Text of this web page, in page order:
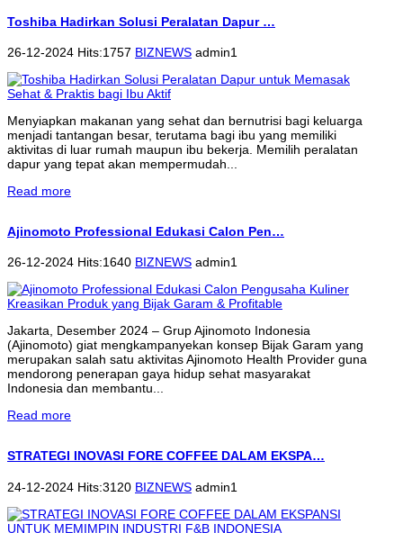
Toshiba Hadirkan Solusi Peralatan Dapur …
26-12-2024 Hits:1757 BIZNEWS admin1
Menyiapkan makanan yang sehat dan bernutrisi bagi keluarga
menjadi tantangan besar, terutama bagi ibu yang memiliki
aktivitas di luar rumah maupun ibu bekerja. Memilih peralatan
dapur yang tepat akan mempermudah...
Read more
Ajinomoto Professional Edukasi Calon Pen…
26-12-2024 Hits:1640 BIZNEWS admin1
Jakarta, Desember 2024 – Grup Ajinomoto Indonesia
(Ajinomoto) giat mengkampanyekan konsep Bijak Garam yang
merupakan salah satu aktivitas Ajinomoto Health Provider guna
mendorong penerapan gaya hidup sehat masyarakat
Indonesia dan membantu...
Read more
STRATEGI INOVASI FORE COFFEE DALAM EKSPA…
24-12-2024 Hits:3120 BIZNEWS admin1